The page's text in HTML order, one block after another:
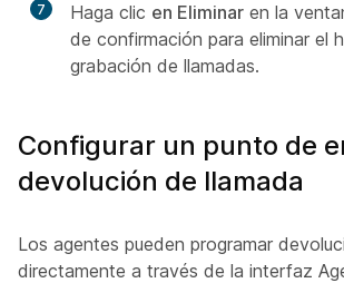
7 Haga clic en Eliminar en la
de confirmación para eliminar el
grabación de llamadas.
Configurar un punto de
devolución de llamada
Los agentes pueden programar
directamente a través de la interfaz